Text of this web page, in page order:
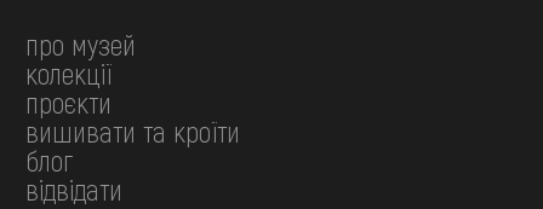
про музей
колекції
проєкти
вишивати та кроїти
блог
відвідати